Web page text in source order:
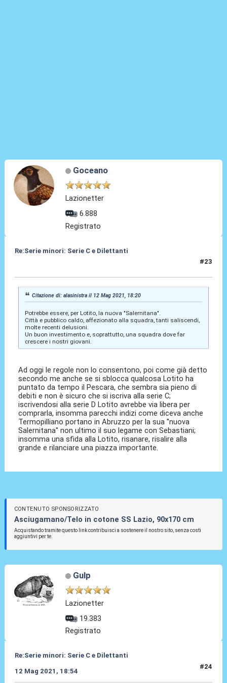
Goceano
Lazionetter
6.888
Registrato
Re:Serie minori: Serie C e Dilettanti
#23
Citazione di: alasinistra il 12 Mag 2021, 18:20
Potrebbe essere, per Lotito, la nuova "Salernitana".
Città e pubblico caldo, affezionato alla squadra, tanti saliscendi,
molte recenti delusioni.
Un buon investimento e, soprattutto, una squadra dove far
crescere i nostri giovani.
Ad oggi le regole non lo consentono, poi come già detto
secondo me anche se si sblocca qualcosa Lotito ha
puntato da tempo il Pescara, che sembra sia pieno di
debiti e non è sicuro che si iscriva alla serie C;
iscrivendosi alla serie D Lotito avrebbe via libera per
comprarla, insomma parecchi indizi come diceva anche
Termopilliano portano in Abruzzo per la sua ''nuova
Salernitana'' non ultimo il suo legame con Sebastiani;
insomma una sfida alla Lotito, risanare, risalire alla
grande e rilanciare una piazza importante.
CONTENUTO SPONSORIZZATO
Asciugamano/Telo in cotone SS Lazio, 90x170 cm
Acquistando tramite questo link contribuisci a sostenere il nostro sito, senza costi
aggiuntivi per te.
Gulp
Lazionetter
19.383
Registrato
Re:Serie minori: Serie C e Dilettanti
12 Mag 2021, 18:54
#24